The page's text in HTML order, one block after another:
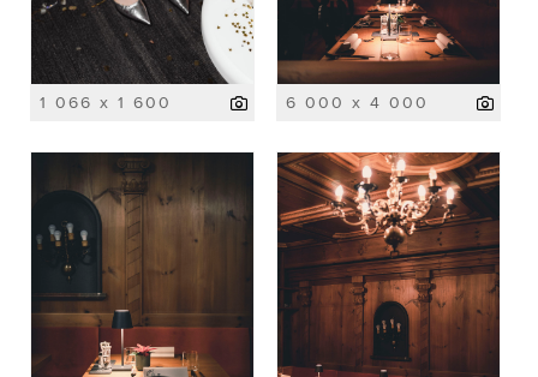
1 066 x 1 600 6 000 x 4 000